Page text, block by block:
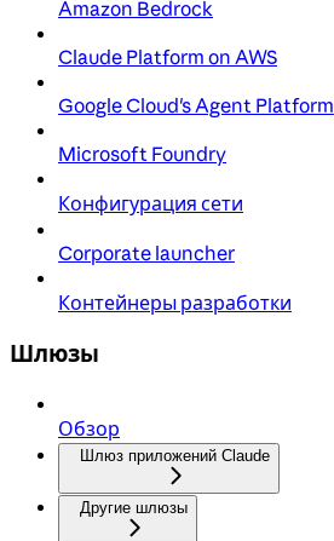
Amazon Bedrock
Claude Platform on AWS
Google Cloud's Agent Platform
Microsoft Foundry
Конфигурация сети
Corporate launcher
Контейнеры разработки
Шлюзы
Обзор
Шлюз приложений Claude
Другие шлюзы